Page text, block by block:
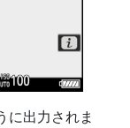
に出力されま